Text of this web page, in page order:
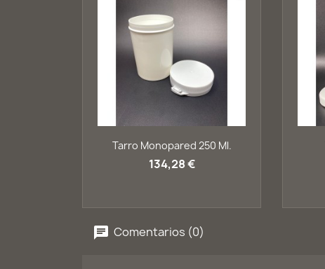
Vista rápida
Tarro Monopared 250 Ml.
134,28 €
Comentarios (0)